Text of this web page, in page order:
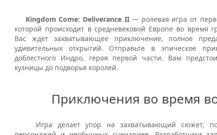
Kingdom Come: Deliverance II— ролевая игра от
которой происходит в средневековой Европе во время
Вас ждет захватывающее приключение, полное
удивительных открытий. Отправьте в эпическое
доблестного Индро, героя первой части. Вам
кузницы до подворья королей.
Приключения во время
Игра делает упор на захватывающий сюжет,